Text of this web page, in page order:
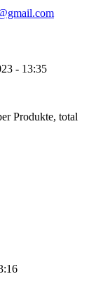
- 13:35
Produkte, total